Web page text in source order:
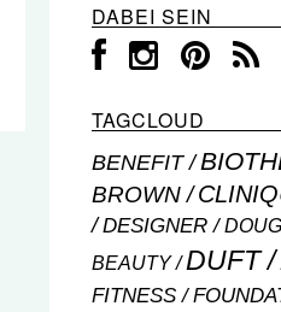
DABEI SEIN
TAGCLOUD
BENEFIT
BROWN
DESIGNER
BEAUTY
DUFT
FITNESS